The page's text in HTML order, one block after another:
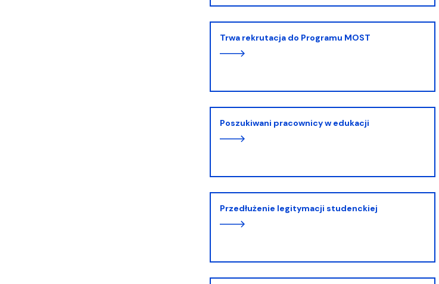
Trwa rekrutacja do Programu MOST
Poszukiwani pracownicy w edukacji
Przedłużenie legitymacji studenckiej